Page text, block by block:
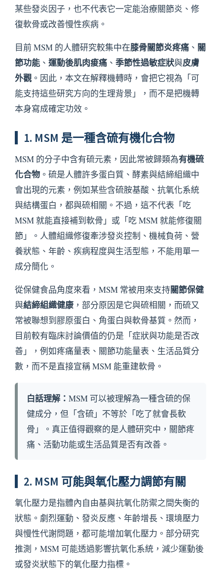
某些發炎因子，也不代表它一定能治療關節炎、修
復軟骨或改善慢性疾病。
目前 MSM 的人體研究較集中在膝骨關節炎疼痛 、 關
節功能 、 運動後肌肉痠痛 、 季節性過敏症狀與皮膚
外觀 。因此，本文在解釋機轉時，會把它視為「可
能支持這些研究方向的生理背景」，而不是把機轉
本身寫成確定功效。
1. MSM 是一種含硫有機化合物
MSM 的分子中含有硫元素，因此常被歸類為有機硫
化合物 。硫是人體許多蛋白質、酵素與結締組織中
會出現的元素，例如某些含硫胺基酸、抗氧化系統
與結構蛋白，都與硫相關。不過，這不代表「吃
MSM 就能直接補到軟骨」或「吃 MSM 就能修復關
節」。人體組織修復牽涉發炎控制、機械負荷、營
養狀態、年齡、疾病程度與生活型態，不能用單一
成分簡化。
從保健食品角度來看，MSM 常被用來支持關節保健
與結締組織健康 ，部分原因是它與硫相關，而硫又
常被聯想到膠原蛋白、角蛋白與軟骨基質。然而，
目前較有臨床討論價值的仍是「症狀與功能是否改
善」，例如疼痛量表、關節功能量表、生活品質分
數，而不是直接宣稱 MSM 能重建軟骨。
白話理解： MSM 可以被理解為一種含硫的保
健成分，但「含硫」不等於「吃了就會長軟
骨」。真正值得觀察的是人體研究中，關節疼
痛、活動功能或生活品質是否有改善。
2. MSM 可能與氧化壓力調節有關
氧化壓力是指體內自由基與抗氧化防禦之間失衡的
狀態。劇烈運動、發炎反應、年齡增長、環境壓力
與慢性代謝問題，都可能增加氧化壓力。部分研究
推測，MSM 可能透過影響抗氧化系統，減少運動後
或發炎狀態下的氧化壓力指標。